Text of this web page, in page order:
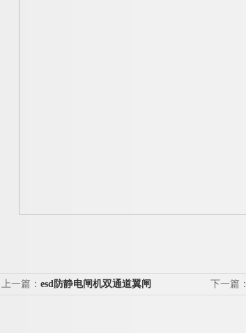
上一篇： esd防静电闸机双通道翼闸 下一篇：